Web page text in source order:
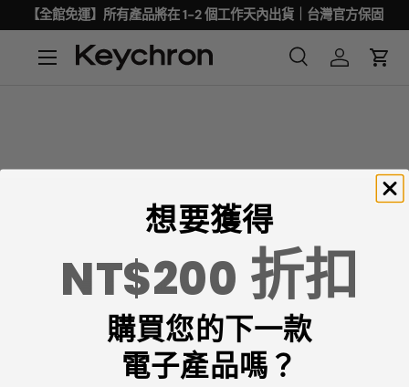
【全館免運】所有產品將在 1-2 個工作天內出貨｜台灣官方保固
Keychron專注於設計和製造高品質的鍵盤和滑鼠。
CNN、《紐約時報》、《The Verge》、《Wired》和
《PCWorld》都將Keychron評為最佳機械鍵盤製造商之
想要獲得
NT$200 折扣
購買您的下一款
電子產品嗎？